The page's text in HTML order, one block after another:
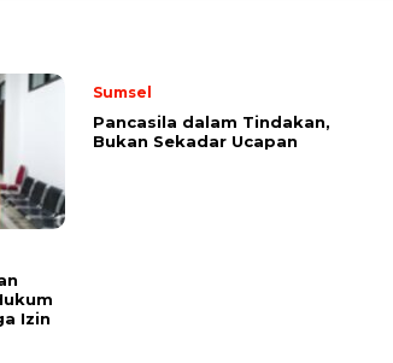
Izin
Sumsel
Pancasila dalam Tindakan,
Bukan Sekadar Ucapan